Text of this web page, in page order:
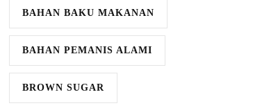
BAHAN BAKU MAKANAN
BAHAN PEMANIS ALAMI
BROWN SUGAR